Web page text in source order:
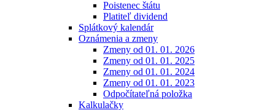
Poistenec štátu
Platiteľ dividend
Splátkový kalendár
Oznámenia a zmeny
Zmeny od 01. 01. 2026
Zmeny od 01. 01. 2025
Zmeny od 01. 01. 2024
Zmeny od 01. 01. 2023
Odpočítateľná položka
Kalkulačky